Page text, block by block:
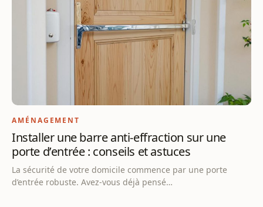
AMÉNAGEMENT
Installer une barre anti-effraction sur une
porte d’entrée : conseils et astuces
La sécurité de votre domicile commence par une porte
d’entrée robuste. Avez-vous déjà pensé…